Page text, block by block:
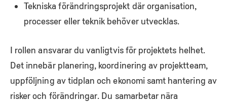
Tekniska förändringsprojekt där organisation,
processer eller teknik behöver utvecklas.
I rollen ansvarar du vanligtvis för projektets helhet.
Det innebär planering, koordinering av projektteam,
uppföljning av tidplan och ekonomi samt hantering av
risker och förändringar. Du samarbetar nära